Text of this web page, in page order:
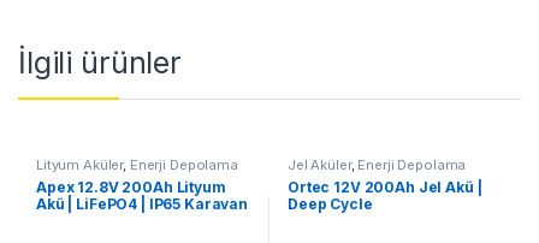
İlgili ürünler
Lityum Aküler, Enerji Depolama
Apex 12.8V 200Ah Lityum
Akü | LiFePO4 | IP65 Karavan
Jel Aküler, Enerji Depolama
Ortec 12V 200Ah Jel Akü |
Deep Cycle